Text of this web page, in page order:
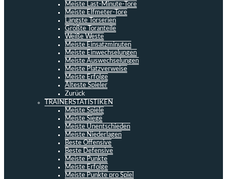
Meiste Last-Minute-Tore
Meiste Elfmeter-Tore
Längste Torserien
Größte Toranteile
Weiße Weste
Meiste Einsatzminuten
Meiste Einwechselungen
Meiste Auswechselungen
Meiste Platzverweise
Meiste Erfolge
Älteste Spieler
Zurück
TRAINERSTATISTIKEN
Meiste Spiele
Meiste Siege
Meiste Unentschieden
Meiste Niederlagen
Beste Offensive
Beste Defensive
Meiste Punkte
Meiste Erfolge
Meiste Punkte pro Spiel